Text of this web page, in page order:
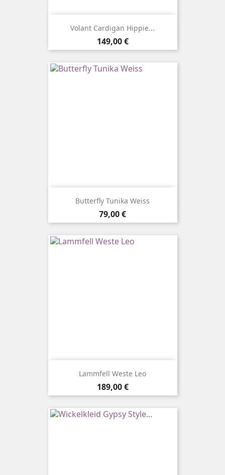
Volant Cardigan Hippie...
Preis
149,00 €
Butterfly Tunika Weiss
Preis
79,00 €
Lammfell Weste Leo
Preis
189,00 €